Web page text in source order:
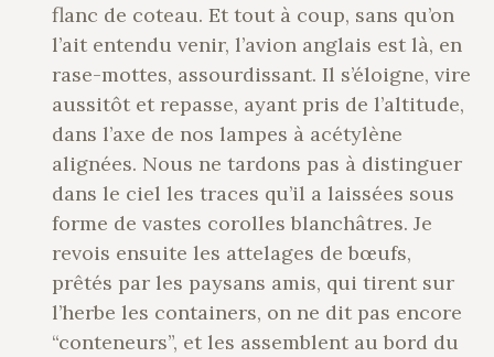
flanc de coteau. Et tout à coup, sans qu’on
l’ait entendu venir, l’avion anglais est là, en
rase-mottes, assourdissant. Il s’éloigne, vire
aussitôt et repasse, ayant pris de l’altitude,
dans l’axe de nos lampes à acétylène
alignées. Nous ne tardons pas à distinguer
dans le ciel les traces qu’il a laissées sous
forme de vastes corolles blanchâtres. Je
revois ensuite les attelages de bœufs,
prêtés par les paysans amis, qui tirent sur
l’herbe les containers, on ne dit pas encore
“conteneurs”, et les assemblent au bord du